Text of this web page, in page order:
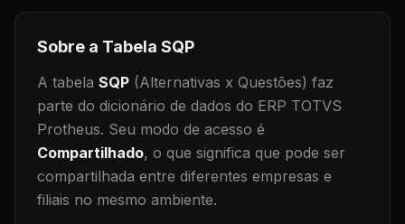
Sobre a Tabela SQP
A tabela SQP (Alternativas x Questões) faz
parte do dicionário de dados do ERP TOTVS
Protheus. Seu modo de acesso é
Compartilhado, o que significa que pode ser
compartilhada entre diferentes empresas e
filiais no mesmo ambiente.